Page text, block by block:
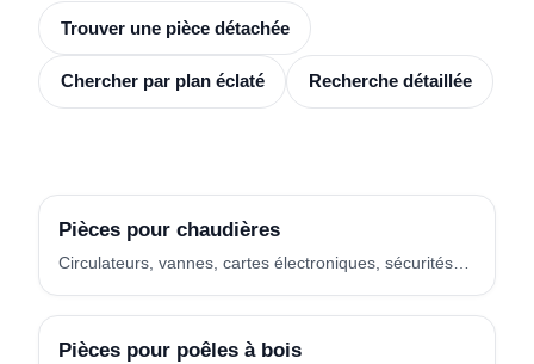
Trouver une pièce détachée
Chercher par plan éclaté Recherche détaillée
Pièces pour chaudières
Circulateurs, vannes, cartes électroniques, sécurités…
Pièces pour poêles à bois